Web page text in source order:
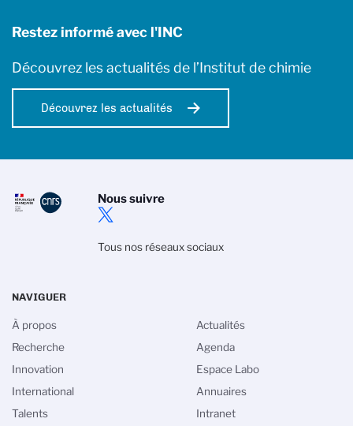
Restez informé avec l'INC
Découvrez les actualités de l’Institut de chimie
Découvrez les actualités
Nous suivre
Tous nos réseaux sociaux
NAVIGUER
À propos
Recherche
Innovation
International
Talents
Actualités
Agenda
Espace Labo
Annuaires
Intranet